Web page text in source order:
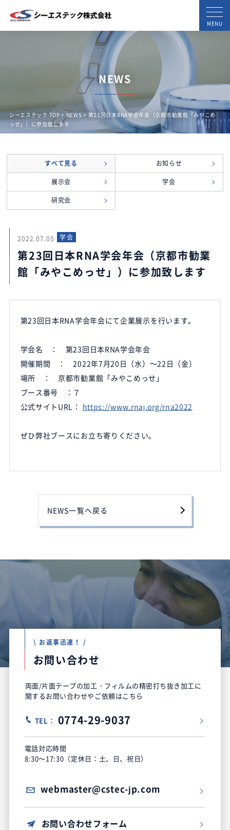
MENU
NEWS
シーエステック TOP>NEWS > 第23回日本RNA学会年会（京都市勧業館「みやこめ
っせ」）に参加致します
すべて見る
お知らせ
展示会
学会
研究会
2022.07.05 学会
第23回日本RNA学会年会（京都市勧業
館「みやこめっせ」）に参加致します
第23回日本RNA学会年会にて企業展示を行います。
学会名 ： 第23回日本RNA学会年会
開催期間 ： 2022年7月20日（水）～22日（金）
場所 ： 京都市勧業館「みやこめっせ」
ブース番号 ：７
公式サイトURL： https://www.rnaj.org/rna2022
ぜひ弊社ブースにお立ち寄りください。
NEWS一覧へ戻る
\ お返事迅速！ /
お問い合わせ
両面/片面テープの加工・フィルムの精密打ち抜き加工に
関するお問い合わせやご依頼はこちら
TEL： 0774-29-9037
電話対応時間
8:30～17:30（定休日：土、日、祝日）
webmaster@cstec-jp.com
お問い合わせフォーム